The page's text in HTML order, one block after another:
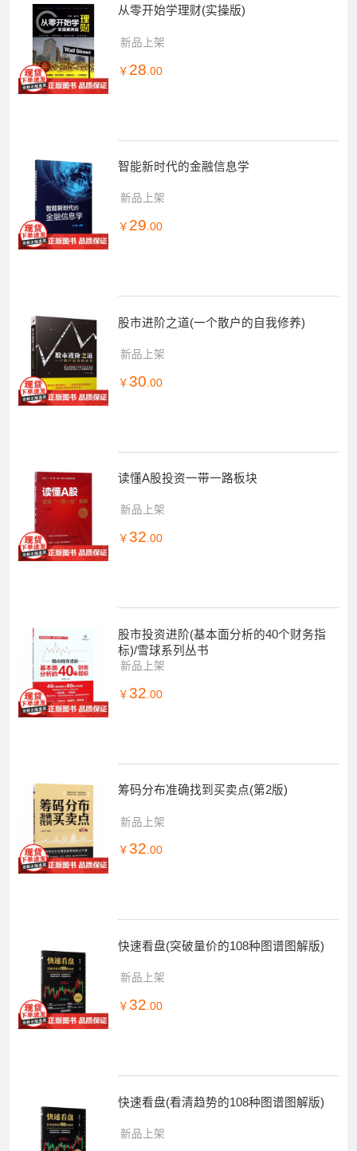
从零开始学理财(实操版)
新品上架
￥ 28 .00
智能新时代的金融信息学
新品上架
￥ 29.00
股市进阶之道(一个散户的自我修养)
新品上架
￥ 30 .00
读懂A股投资一带一路板块
新品上架
￥ 32.00
股市投资进阶(基本面分析的40个财务指
标)/雪球系列丛书
新品上架
￥ 32 .00
筹码分布准确找到买卖点(第2版)
新品上架
￥ 32.00
快速看盘(突破量价的108种图谱图解版)
新品上架
￥ 32.00
快速看盘(看清趋势的108种图谱图解版)
新品上架